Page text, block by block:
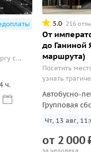
с
ч.
5.0 216
От
до
маршрута)
Посетить
узнать
по городу.
Автобусно-
Групповая
Чт, 13 авг,
от 2000
за человека